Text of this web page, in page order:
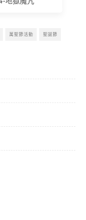
萬聖節活動 聖誕節